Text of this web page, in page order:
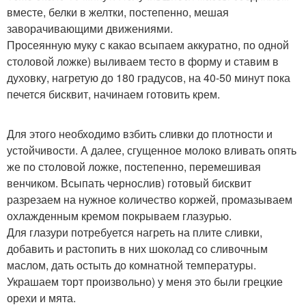
вместе, белки в желтки, постепенно, мешая
заворачивающими движениями.
Просеянную муку с какао всыпаем аккуратно, по одной
столовой ложке) выливаем тесто в форму и ставим в
духовку, нагретую до 180 градусов, на 40-50 минут пока
печется бисквит, начинаем готовить крем.
Для этого необходимо взбить сливки до плотности и
устойчивости. А далее, сгущенное молоко вливать опять
же по столовой ложке, постепенно, перемешивая
венчиком. Всыпать чернослив) готовый бисквит
разрезаем на нужное количество коржей, промазываем
охлажденным кремом покрываем глазурью.
Для глазури потребуется нагреть на плите сливки,
добавить и растопить в них шоколад со сливочным
маслом, дать остыть до комнатной температуры.
Украшаем торт произвольно) у меня это были грецкие
орехи и мята.